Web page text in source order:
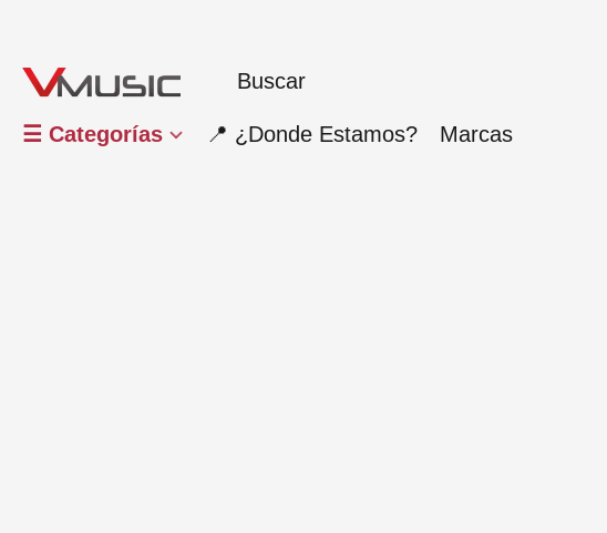
☰ Categorías 📍 ¿Donde Estamos? Marcas